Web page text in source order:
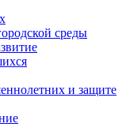
среды
и защите